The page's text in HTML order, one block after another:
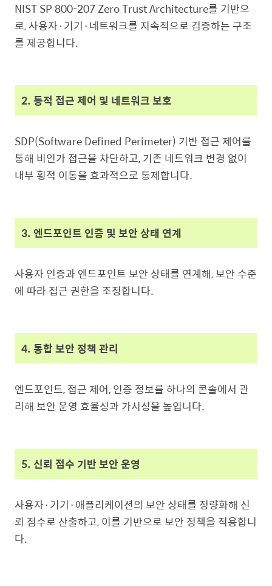
NIST SP 800-207 Zero Trust Architecture를 기반으
로, 사용자·기기·네트워크를 지속적으로 검증하는 구조
를 제공합니다.
2. 동적 접근 제어 및 네트워크 보호
SDP(Software Defined Perimeter) 기반 접근 제어를
통해 비인가 접근을 차단하고, 기존 네트워크 변경 없이
내부 횡적 이동을 효과적으로 통제합니다.
3. 엔드포인트 인증 및 보안 상태 연계
사용자 인증과 엔드포인트 보안 상태를 연계해, 보안 수준
에 따라 접근 권한을 조정합니다.
4. 통합 보안 정책 관리
엔드포인트, 접근 제어, 인증 정보를 하나의 콘솔에서 관
리해 보안 운영 효율성과 가시성을 높입니다.
5. 신뢰 점수 기반 보안 운영
사용자·기기·애플리케이션의 보안 상태를 정량화해 신
뢰 점수로 산출하고, 이를 기반으로 보안 정책을 적용합니
다.